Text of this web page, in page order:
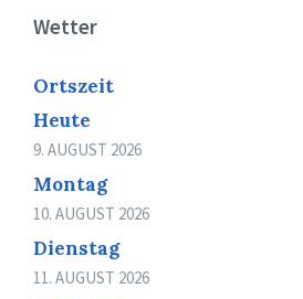
Wetter
Ortszeit
Heute
9. AUGUST 2026
Montag
10. AUGUST 2026
Dienstag
11. AUGUST 2026